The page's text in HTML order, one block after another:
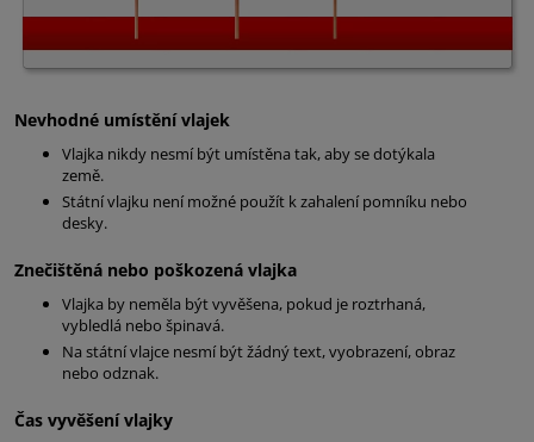
Nevhodné umístění vlajek
Vlajka nikdy nesmí být umístěna tak, aby se dotýkala
země.
Státní vlajku není možné použít k zahalení pomníku nebo
desky.
Znečištěná nebo poškozená vlajka
Vlajka by neměla být vyvěšena, pokud je roztrhaná,
vybledlá nebo špinavá.
Na státní vlajce nesmí být žádný text, vyobrazení, obraz
nebo odznak.
Čas vyvěšení vlajky